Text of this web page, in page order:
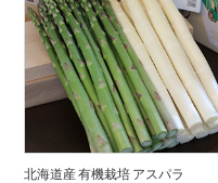
北海道産 有機栽培 アスパラ